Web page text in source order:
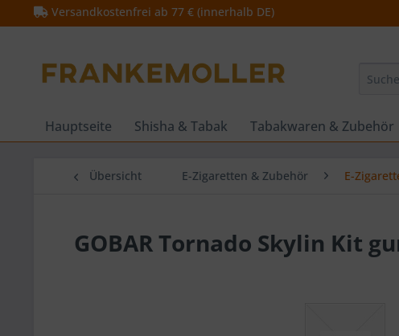
Versandkostenfrei ab 77 € (innerhalb DE)
Hauptseite Shisha & Tabak Tabakwaren & Zubehör
Übersicht E-Zigaretten & Zubehör E-
GOBAR Tornado Skylin Kit